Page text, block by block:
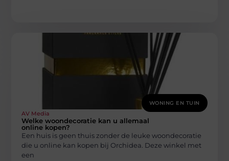
WONING EN TUIN
AV Media
Welke woondecoratie kan u allemaal
online kopen?
Een huis is geen thuis zonder de leuke woondecoratie
die u online kan kopen bij Orchidea. Deze winkel met
een